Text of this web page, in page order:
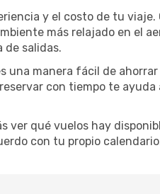
y el costo de tu
más relajado en el
de salidas.
manera fácil de ahorrar
con tiempo te
ver qué vuelos hay
con tu propio